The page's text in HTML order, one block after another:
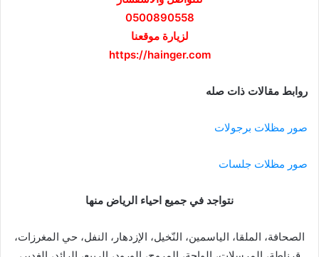
0500890558
لزيارة موقعنا
https://hainger.com
روابط مقالات ذات صله
صور مظلات برجولات
صور مظلات جلسات
نتواجد في جميع احياء الرياض منها
الصحافة، الملقا، الياسمين، النّخيل، الإزدهار، النفل، حي المغرزات،